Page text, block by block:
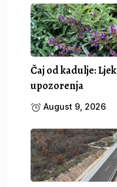
Čaj od kadulje:
upozorenja
August 9, 2026